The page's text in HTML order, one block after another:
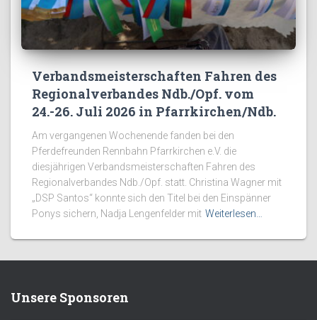
Verbandsmeisterschaften Fahren des
Regionalverbandes Ndb./Opf. vom
24.-26. Juli 2026 in Pfarrkirchen/Ndb.
Am vergangenen Wochenende fanden bei den
Pferdefreunden Rennbahn Pfarrkirchen e.V. die
diesjährigen Verbandsmeisterschaften Fahren des
Regionalverbandes Ndb./Opf. statt. Christina Wagner mit
„DSP Santos“ konnte sich den Titel bei den Einspänner
Ponys sichern, Nadja Lengenfelder mit Weiterlesen…
Unsere Sponsoren